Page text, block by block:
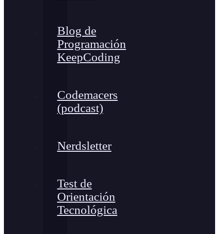
Blog de
Programación
KeepCoding
Codemacers
(podcast)
Nerdsletter
Test de
Orientación
Tecnológica